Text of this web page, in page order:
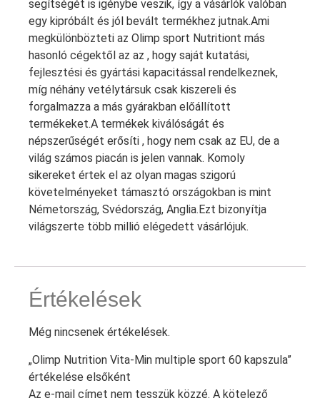
segítségét is igénybe veszik, így a vásárlók valóban
egy kipróbált és jól bevált termékhez jutnak.Ami
megkülönbözteti az Olimp sport Nutritiont más
hasonló cégektől az az , hogy saját kutatási,
fejlesztési és gyártási kapacitással rendelkeznek,
míg néhány vetélytársuk csak kiszereli és
forgalmazza a más gyárakban előállított
termékeket.A termékek kiválóságát és
népszerűségét erősíti , hogy nem csak az EU, de a
világ számos piacán is jelen vannak. Komoly
sikereket értek el az olyan magas szigorú
követelményeket támasztó országokban is mint
Németország, Svédország, Anglia.Ezt bizonyítja
világszerte több millió elégedett vásárlójuk.
Értékelések
Még nincsenek értékelések.
„Olimp Nutrition Vita-Min multiple sport 60 kapszula”
értékelése elsőként
Az e-mail címet nem tesszük közzé. A kötelező